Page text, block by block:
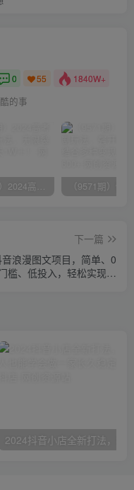
0 55 1840W+
的事
（10150期）2024高考项目野路子玩法，无限裂变，最高一天1W＋！
下一篇
浪漫图文项目，简单、0
槛、低投入，轻松实现粉